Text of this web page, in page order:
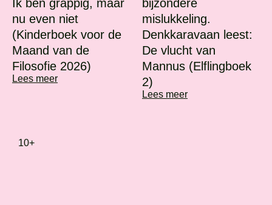
Ik ben grappig, maar
nu even niet
(Kinderboek voor de
Maand van de
Filosofie 2026)
Lees meer
bijzondere
mislukkeling.
Denkkaravaan leest:
De vlucht van
Mannus (Elflingboek
2)
Lees meer
10+